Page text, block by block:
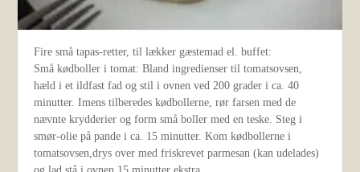
Fire små tapas-retter, til lækker gæstemad el. buffet:
Små kødboller i tomat: Bland ingredienser til tomatsovsen,
hæld i et ildfast fad og stil i ovnen ved 200 grader i ca. 40
minutter. Imens tilberedes kødbollerne, rør farsen med de
nævnte krydderier og form små boller med en teske. Steg i
smør-olie på pande i ca. 15 minutter. Kom kødbollerne i
tomatsovsen,drys over med friskrevet parmesan (kan udelades)